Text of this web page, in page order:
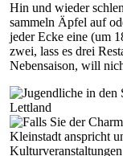
Hin und wieder
sammeln Äpfel auf
jeder Ecke eine (um
zwei, lass es drei
Nebensaison, will